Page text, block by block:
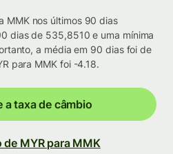
MMK nos últimos 90 dias
dias de 535,8510 e uma mínima
a média em 90 dias foi de
para MMK foi -4.18.
a taxa de câmbio
MYR para MMK